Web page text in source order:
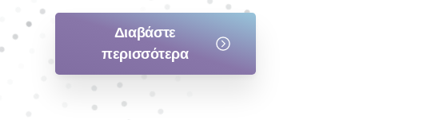
Διαβάστε
περισσότερα